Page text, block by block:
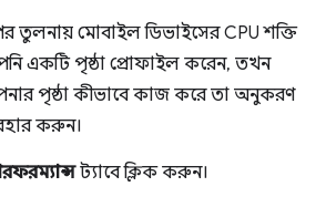
তুলনায় মোবাইল ডিভাইসের CPU শক্তি
একটি পৃষ্ঠা প্রোফাইল করেন, তখন
পৃষ্ঠা কীভাবে কাজ করে তা অনুকরণ
করুন।
ট্যাবে ক্লিক করুন।